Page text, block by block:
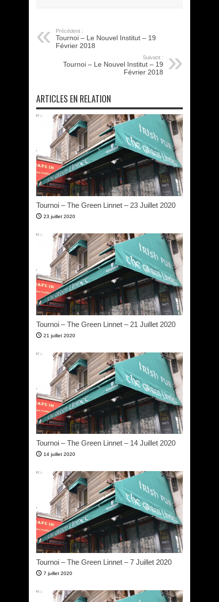
Précédent :
Tournoi – Le Nouvel Institut – 19
Février 2018
Suivant :
Tournoi – Le Nouvel Institut – 19
Février 2018
ARTICLES EN RELATION
Tournoi – The Green Linnet – 23 Juillet 2020
23 juillet 2020
Tournoi – The Green Linnet – 21 Juillet 2020
21 juillet 2020
Tournoi – The Green Linnet – 14 Juillet 2020
14 juillet 2020
Tournoi – The Green Linnet – 7 Juillet 2020
7 juillet 2020